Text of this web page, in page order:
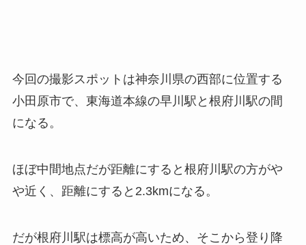
今回の撮影スポットは神奈川県の西部に位置する
小田原市で、東海道本線の早川駅と根府川駅の間
になる。
ほぼ中間地点だが距離にすると根府川駅の方がや
や近く、距離にすると2.3kmになる。
だが根府川駅は標高が高いため、そこから登り降